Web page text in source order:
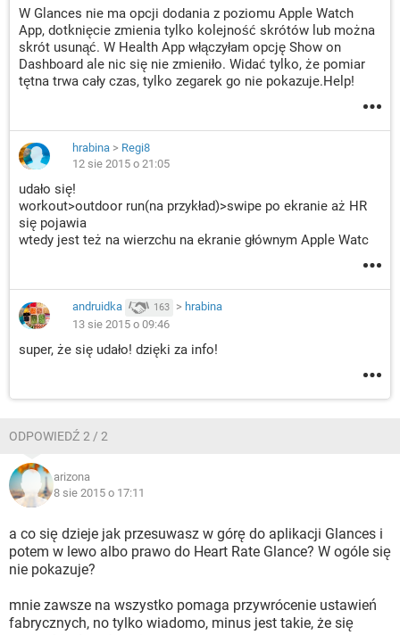
W Glances nie ma opcji dodania z poziomu Apple Watch
App, dotknięcie zmienia tylko kolejność skrótów lub można
skrót usunąć. W Health App włączyłam opcję Show on
Dashboard ale nic się nie zmieniło. Widać tylko, że pomiar
tętna trwa cały czas, tylko zegarek go nie pokazuje.Help!
hrabina > Regi8
12 sie 2015 o 21:05
udało się!
workout>outdoor run(na przykład)>swipe po ekranie aż HR
się pojawia
wtedy jest też na wierzchu na ekranie głównym Apple Watc
andruidka 163 > hrabina
13 sie 2015 o 09:46
super, że się udało! dzięki za info!
ODPOWIEDŹ 2 / 2
arizona
8 sie 2015 o 17:11
a co się dzieje jak przesuwasz w górę do aplikacji Glances i
potem w lewo albo prawo do Heart Rate Glance? W ogóle się
nie pokazuje?
mnie zawsze na wszystko pomaga przywrócenie ustawień
fabrycznych, no tylko wiadomo, minus jest takie, że się